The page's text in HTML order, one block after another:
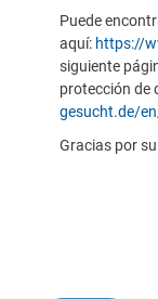
Puede
aquí: https://
siguiente
protección de
gesucht.de/
Gracias por